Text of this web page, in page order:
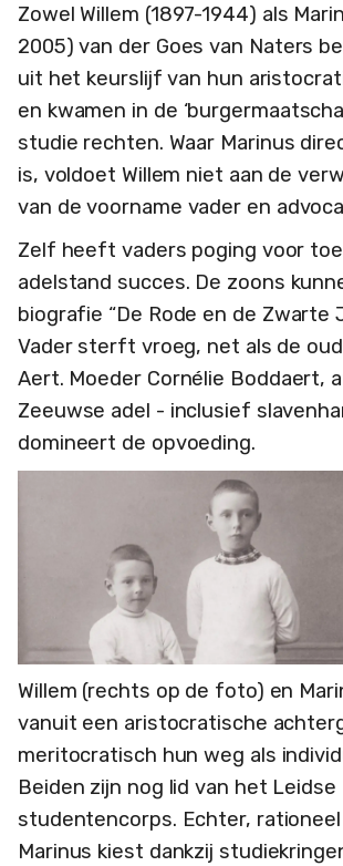
Zowel Willem (1897-1944) als
2005) van der Goes van Naters
uit het keurslijf van hun
en kwamen in de
studie rechten. Waar Marinus
is, voldoet Willem niet aan de
van de voorname vader en
Zelf heeft vaders poging voor
adelstand succes. De zoons
biografie “De Rode en de Zwarte
Vader sterft vroeg, net als de
Aert. Moeder Cornélie Boddaert,
Zeeuwse adel - inclusief
domineert de opvoeding.
Willem (rechts op de foto) en
vanuit een aristocratische
meritocratisch hun weg als
Beiden zijn nog lid van het Leidse
studentencorps. Echter,
Marinus kiest dankzij